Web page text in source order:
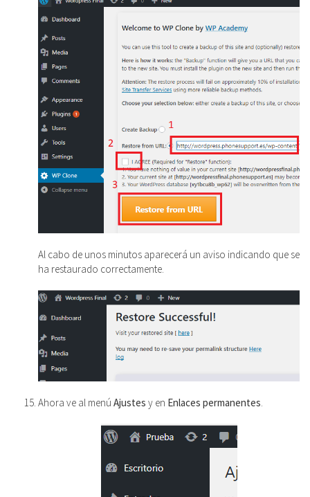
Al cabo de unos minutos aparecerá un aviso indicando que se
ha restaurado correctamente.
Ahora ve al menú Ajustes y en Enlaces permanentes.